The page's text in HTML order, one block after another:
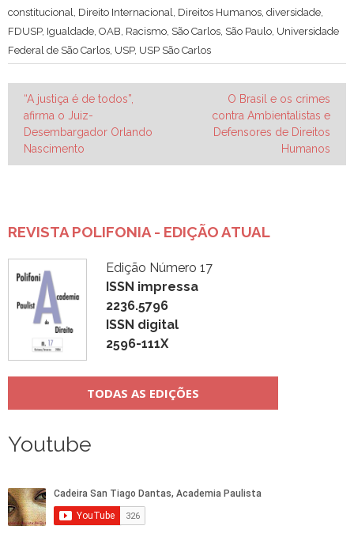
constitucional, Direito Internacional, Direitos Humanos, diversidade,
FDUSP, Igualdade, OAB, Racismo, São Carlos, São Paulo, Universidade
Federal de São Carlos, USP, USP São Carlos
Navegação
de
Post
“A justiça é de todos”,
afirma o Juiz-
Desembargador Orlando
Nascimento
O Brasil e os crimes
contra Ambientalistas e
Defensores de Direitos
Humanos
REVISTA POLIFONIA - EDIÇÃO ATUAL
Edição Número 17
ISSN impressa
2236.5796
ISSN digital
2596-111X
TODAS AS EDIÇÕES
Youtube